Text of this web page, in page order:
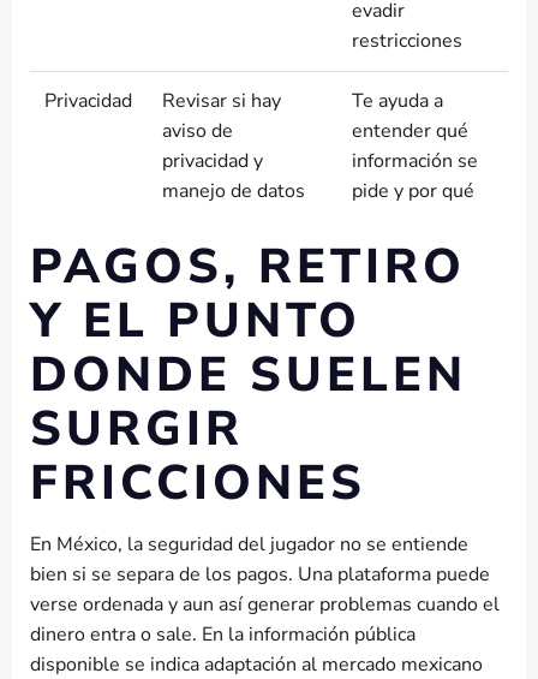
evadir
restricciones
Privacidad
Revisar si hay
aviso de
privacidad y
manejo de datos
Te ayuda a
entender qué
información se
pide y por qué
PAGOS, RETIRO
Y EL PUNTO
DONDE SUELEN
SURGIR
FRICCIONES
En México, la seguridad del jugador no se entiende
bien si se separa de los pagos. Una plataforma puede
verse ordenada y aun así generar problemas cuando el
dinero entra o sale. En la información pública
disponible se indica adaptación al mercado mexicano